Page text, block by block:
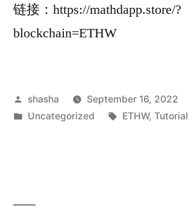
链接：https://mathdapp.store/?
blockchain=ETHW
Posted
by
shasha
September 16, 2022
Posted
Uncategorized Tags:
ETHW, Tutorial